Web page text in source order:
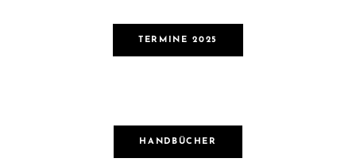
TERMINE 2025
HANDBÜCHER